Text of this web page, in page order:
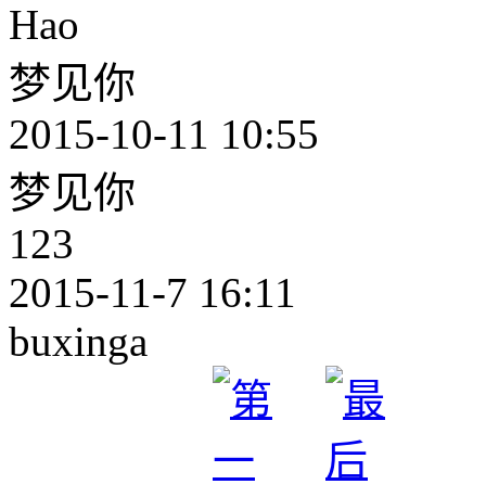
Hao
梦见你
2015-10-11 10:55
梦见你
123
2015-11-7 16:11
buxinga